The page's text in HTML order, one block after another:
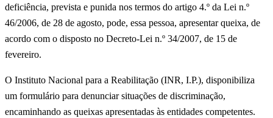
deficiência, prevista e punida nos termos do artigo 4.º da Lei n.º
46/2006, de 28 de agosto, pode, essa pessoa, apresentar queixa, de
acordo com o disposto no Decreto-Lei n.º 34/2007, de 15 de
fevereiro.
O Instituto Nacional para a Reabilitação (INR, I.P.), disponibiliza
um formulário para denunciar situações de discriminação,
encaminhando as queixas apresentadas às entidades competentes.